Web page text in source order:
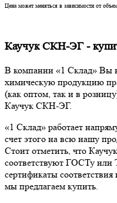
Цена может меняться в зависимости от
Каучук СКН-ЭГ -
В компании «1 Склад» Вы
химическую продукцию
(как оптом, так и в
Каучук СКН-ЭГ.
«1 Склад» работает
счет этого на всю нашу
Стоит отметить, что
соответствуют ГОСТу или
сертификаты
мы предлагаем купить.